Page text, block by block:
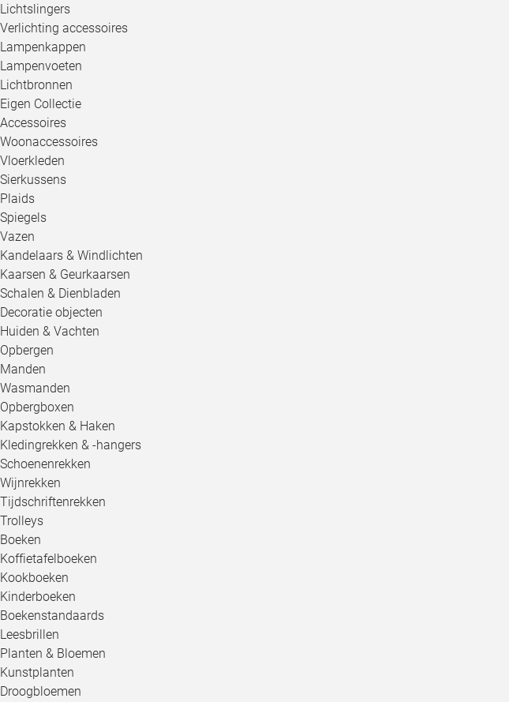
Lichtslingers
Verlichting accessoires
Lampenkappen
Lampenvoeten
Lichtbronnen
Eigen Collectie
Accessoires
Woonaccessoires
Vloerkleden
Sierkussens
Plaids
Spiegels
Vazen
Kandelaars & Windlichten
Kaarsen & Geurkaarsen
Schalen & Dienbladen
Decoratie objecten
Huiden & Vachten
Opbergen
Manden
Wasmanden
Opbergboxen
Kapstokken & Haken
Kledingrekken & -hangers
Schoenenrekken
Wijnrekken
Tijdschriftenrekken
Trolleys
Boeken
Koffietafelboeken
Kookboeken
Kinderboeken
Boekenstandaards
Leesbrillen
Planten & Bloemen
Kunstplanten
Droogbloemen